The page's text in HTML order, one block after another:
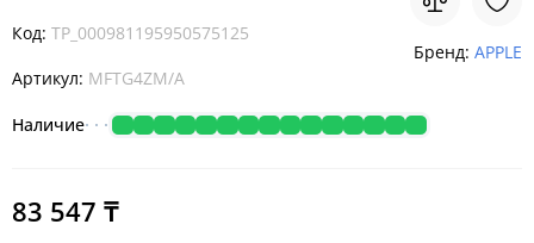
Код: TP_000981195950575125
Артикул: MFTG4ZM/A
Наличие
Бренд: APPLE
83 547 ₸